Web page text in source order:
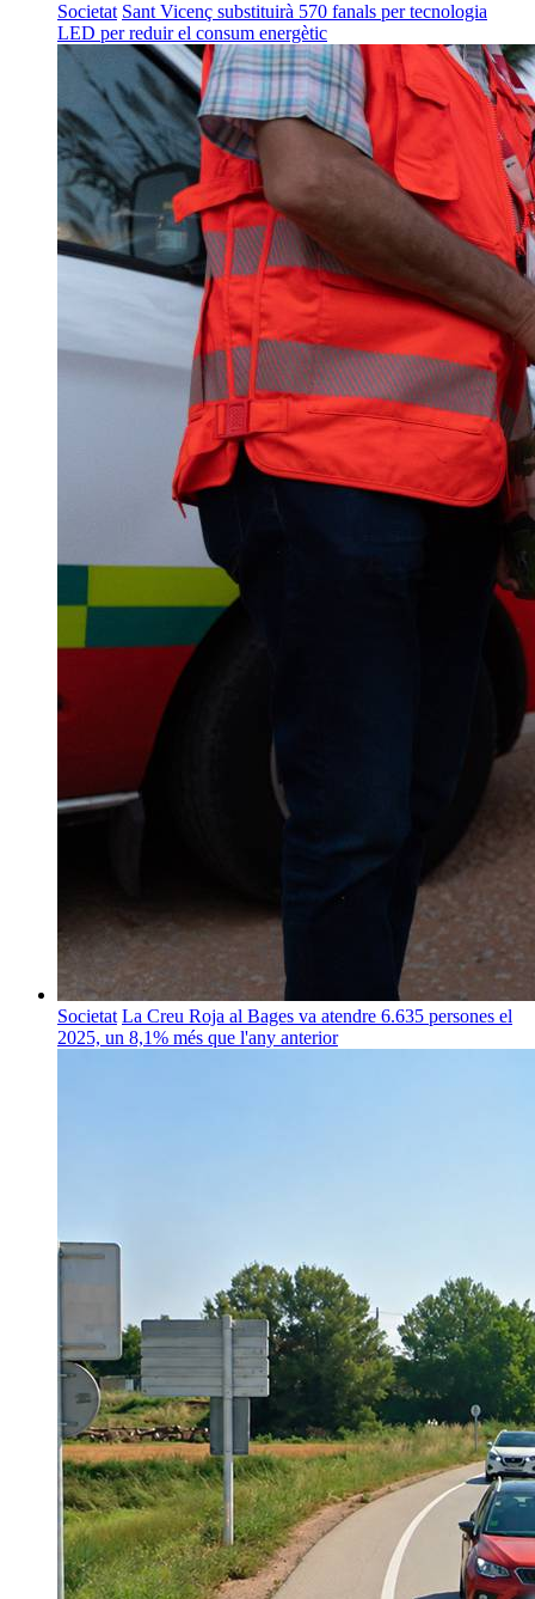
Societat Sant Vicenç substituirà 570 fanals per tecnologia
LED per reduir el consum energètic
Societat La Creu Roja al Bages va atendre 6.635 persones el
2025, un 8,1% més que l'any anterior